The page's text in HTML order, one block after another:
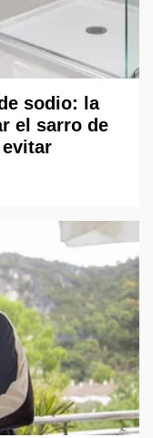
sodio: la
el sarro de